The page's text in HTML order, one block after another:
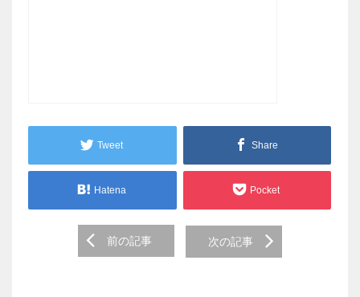
Tweet Share
Hatena Pocket
navigation
前の記事 次の記事